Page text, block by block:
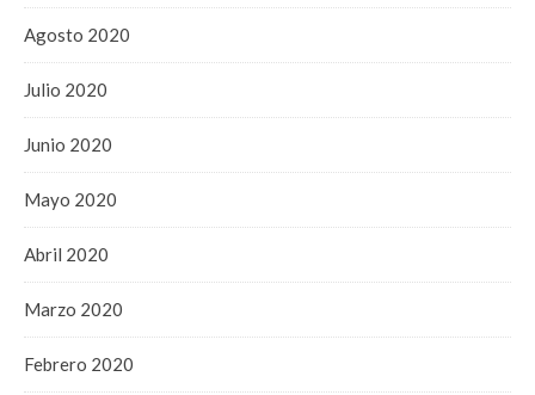
Agosto 2020
Julio 2020
Junio 2020
Mayo 2020
Abril 2020
Marzo 2020
Febrero 2020